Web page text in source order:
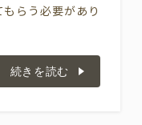
らう必要があり
続きを読む